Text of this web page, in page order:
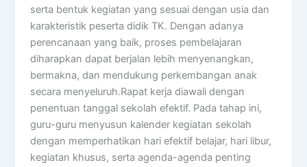
serta bentuk kegiatan yang sesuai dengan usia dan
karakteristik peserta didik TK. Dengan adanya
perencanaan yang baik, proses pembelajaran
diharapkan dapat berjalan lebih menyenangkan,
bermakna, dan mendukung perkembangan anak
secara menyeluruh.Rapat kerja diawali dengan
penentuan tanggal sekolah efektif. Pada tahap ini,
guru-guru menyusun kalender kegiatan sekolah
dengan memperhatikan hari efektif belajar, hari libur,
kegiatan khusus, serta agenda-agenda penting